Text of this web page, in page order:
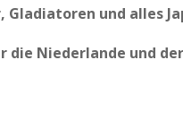
und alles
Niederlande und